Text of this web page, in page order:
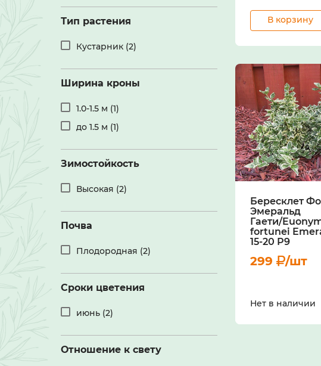
Тип растения
Кустарник (2)
Ширина кроны
1.0-1.5 м (1)
до 1.5 м (1)
Зимостойкость
Высокая (2)
Почва
Плодородная (2)
Сроки цветения
июнь (2)
Отношение к свету
В корзину
Бересклет
Эмеральд
Гаети/
fortunei
15-20 Р9
299 /шт
Нет в наличии